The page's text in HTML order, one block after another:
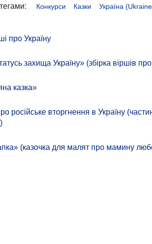
Конкурси Казки Україна
про Україну
захища Україну» (збірка віршів про
казка»
російське вторгнення в Україну
(казочка для малят про мамину